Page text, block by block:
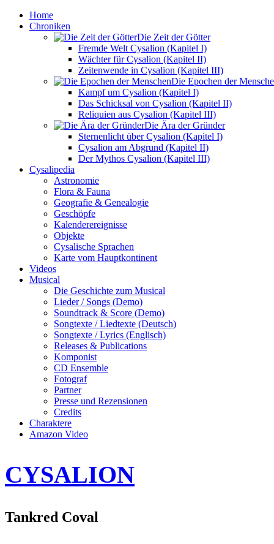
Home
Chroniken
Die Zeit der Götter
Fremde Welt Cysalion (Kapitel I)
Wächter für Cysalion (Kapitel II)
Zeitenwende in Cysalion (Kapitel III)
Die Epochen der
Kampf um Cysalion (Kapitel I)
Das Schicksal von Cysalion (Kapitel II)
Reliquien aus Cysalion (Kapitel III)
Die Ära der Gründer
Sternenlicht über Cysalion (Kapitel I)
Cysalion am Abgrund (Kapitel II)
Der Mythos Cysalion (Kapitel III)
Cysalipedia
Astronomie
Flora & Fauna
Geografie & Genealogie
Geschöpfe
Kalenderereignisse
Objekte
Cysalische Sprachen
Karte vom Hauptkontinent
Videos
Musical
Die Geschichte zum Musical
Lieder / Songs (Demo)
Soundtrack & Score (Demo)
Songtexte / Liedtexte (Deutsch)
Songtexte / Lyrics (Englisch)
Releases & Publications
Komponist
CD Ensemble
Fotograf
Partner
Presse und Rezensionen
Credits
Charaktere
Amazon Video
CYSALION
Tankred Coval